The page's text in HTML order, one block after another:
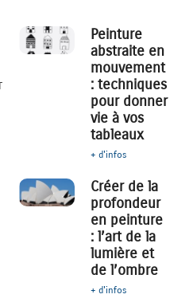
Peinture
abstraite en
mouvement
: techniques
pour donner
vie à vos
tableaux
+ d'infos
Créer de la
profondeur
en peinture
: l’art de la
lumière et
de l’ombre
+ d'infos